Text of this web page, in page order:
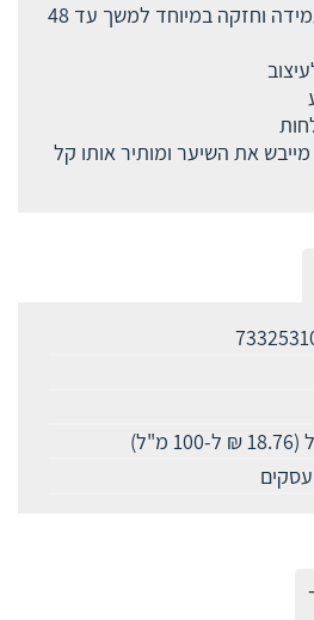
מספק אחיזה גמישה, עמידה וחזקה במיוחד למשך עד 48
את השיער ומותיר אותו קל